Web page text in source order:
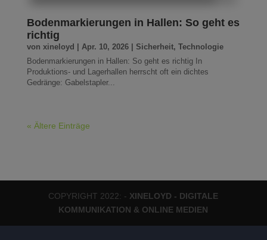
Bodenmarkierungen in Hallen: So geht es
richtig
von xineloyd Apr. 10, 2026| Sicherheit, Technologie
Bodenmarkierungen in Hallen: So geht es richtig In
Produktions- und Lagerhallen herrscht oft ein dichtes
Gedränge: Gabelstapler...
« Ältere Einträge
COPYRIGHT 2022: - XINELOYD - DIGITALE
KOMMUNIKATION & ONLINE MEDIEN